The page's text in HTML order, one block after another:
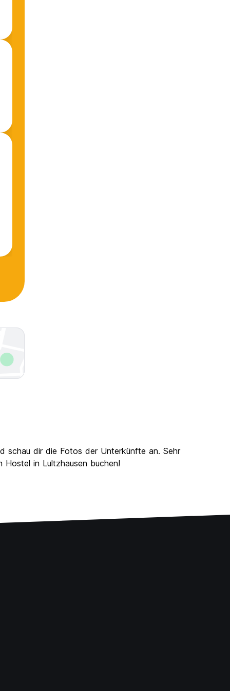
schau dir die Fotos der Unterkünfte an. Sehr
in Lultzhausen buchen!